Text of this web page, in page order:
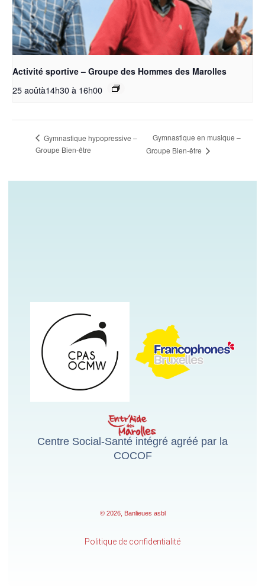
Activité sportive – Groupe des Hommes des Marolles
25 aoûtà14h30à 16h00
Gymnastique hypopressive –
Groupe Bien-être
Gymnastique en musique –
Groupe Bien-être
Centre Social-Santé intégré agréé par la
COCOF
© 2026, Banlieues asbl
Politique de confidentialité